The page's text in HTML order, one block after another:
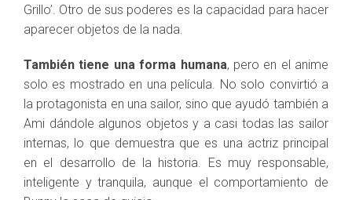
Grillo’. Otro de sus poderes es la capacidad para hacer
aparecer objetos de la nada.
También tiene una forma humana, pero en el anime
solo es mostrado en una película. No solo convirtió a
la protagonista en una sailor, sino que ayudó también a
Ami dándole algunos objetos y a casi todas las sailor
internas, lo que demuestra que es una actriz principal
en el desarrollo de la historia. Es muy responsable,
inteligente y tranquila, aunque el comportamiento de